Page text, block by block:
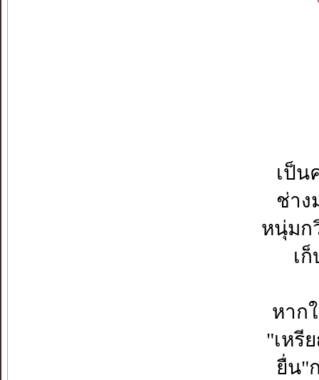
เป็น
ช่าง
หนุ่มก
เ
หาก
"เหรี
ยื่น"